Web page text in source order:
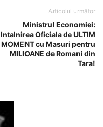
Articolul următor
Ministrul Economiei:
Intalnirea Oficiala de ULTIM
MOMENT cu Masuri pentru
MILIOANE de Romani din
Tara!